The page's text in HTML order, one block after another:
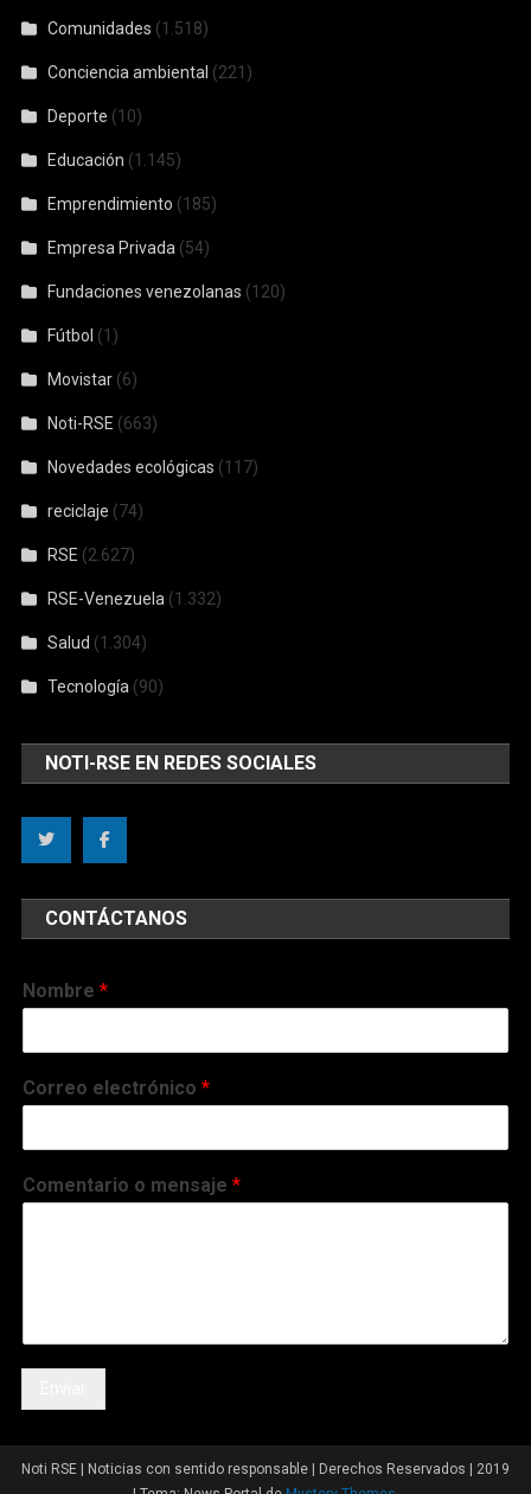
Comunidades (1.518)
Conciencia ambiental (221)
Deporte (10)
Educación (1.145)
Emprendimiento (185)
Empresa Privada (54)
Fundaciones venezolanas (120)
Fútbol (1)
Movistar (6)
Noti-RSE (663)
Novedades ecológicas (117)
reciclaje (74)
RSE (2.627)
RSE-Venezuela (1.332)
Salud (1.304)
Tecnología (90)
NOTI-RSE EN REDES SOCIALES
CONTÁCTANOS
Nombre*
Correo electrónico*
Comentario o mensaje*
Noti RSE | Noticias con sentido responsable | Derechos Reservados | 2019